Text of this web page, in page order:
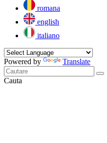
romana
english
italiano
Powered by Translate
Cauta